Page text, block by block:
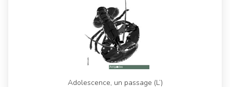
Adolescence, un passage (L’)